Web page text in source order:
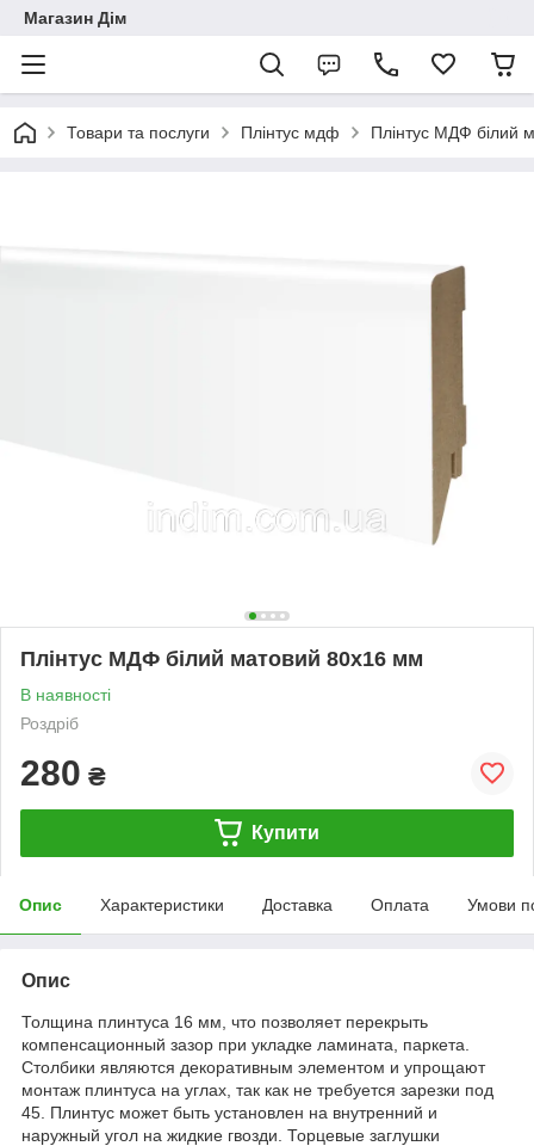
Магазин Дім
Товари та послуги Плінтус мдф Плінтус МДФ білий
Плінтус МДФ білий матовий 80х16 мм
В наявності
Роздріб
280 ₴
Купити
Опис Характеристики Доставка Оплата Умови
Опис
Толщина плинтуса 16 мм, что позволяет перекрыть
компенсационный зазор при укладке ламината, паркета.
Столбики являются декоративным элементом и упрощают
монтаж плинтуса на углах, так как не требуется зарезки под
45. Плинтус может быть установлен на внутренний и
наружный угол на жидкие гвозди. Торцевые заглушки